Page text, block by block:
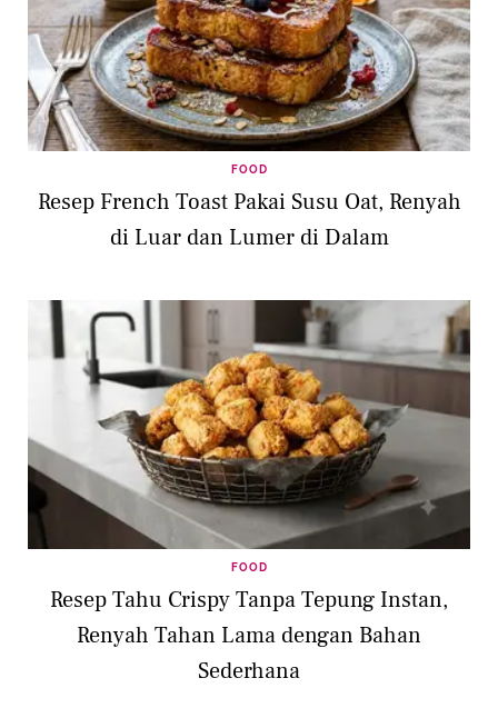
FOOD
Resep French Toast Pakai Susu Oat, Renyah
di Luar dan Lumer di Dalam
FOOD
Resep Tahu Crispy Tanpa Tepung Instan,
Renyah Tahan Lama dengan Bahan
Sederhana